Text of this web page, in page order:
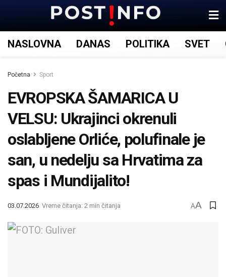
NASLOVNA DANAS POLITIKA SVET
Početna Sport
EVROPSKA ŠAMARICA U
VELSU: Ukrajinci okrenuli
oslabljene Orliće, polufinale je
san, u nedelju sa Hrvatima za
spas i Mundijalito!
03.07.2026 Vreme čitanja: 2 min čitanja AA